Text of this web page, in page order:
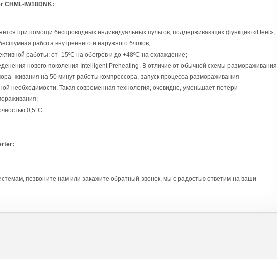
IW18DNK:
при помощи беспроводных индивидуальных пультов, поддерживающих функцию «I feel»;
работа внутреннего и наружного блоков;
работы: от -15ºС на обогрев и до +48ºС на охлаждение;
нового поколения Intelligent Preheating. В отличие от обычной схемы размораживания
живания на 50 минут работы компрессора, запуск процесса размораживания
необходимости. Такая современная технология, очевидно, уменьшает потери
0,5°C.
позвоните нам или закажите обратный звонок, мы с радостью ответим на ваши